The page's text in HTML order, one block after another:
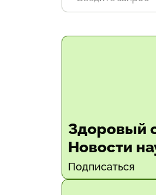
Здоровый
Новости
Подписаться